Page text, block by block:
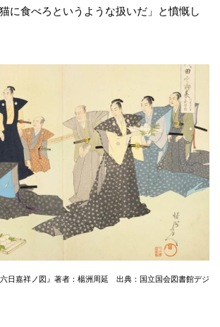
に食べろというような扱いだ」と憤慨し
日嘉祥ノ図』著者：楊洲周延 出典：国立国会図書館デジ